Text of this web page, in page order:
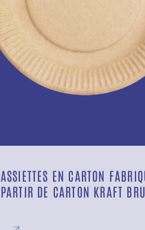
ASSIETTES EN CARTON
PARTIR DE CARTON KRAFT